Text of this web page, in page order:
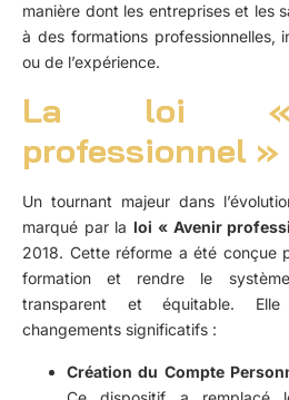
manière dont les entreprises et les
à des formations professionnelles,
ou de l’expérience.
La loi «
professionnel »
Un tournant majeur dans
marqué par la loi « Avenir
2018. Cette réforme a été conçue
formation et rendre le
transparent et équitable.
changements significatifs :
Création du Compte